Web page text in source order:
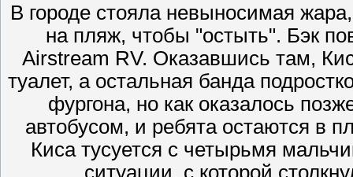
В городе стояла невыносимая
на пляж, чтобы "остыть". Бэк
Airstream RV. Оказавшись там,
туалет, а остальная банда
фургона, но как оказалось
автобусом, и ребята остаются в
Киса тусуется с четырьмя
ситуации, с которой